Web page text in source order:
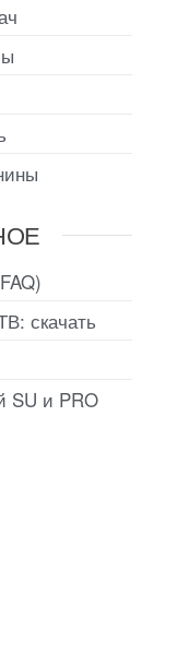
скачать
SU и PRO